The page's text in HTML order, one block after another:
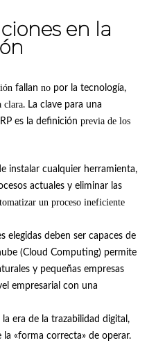
en la
fallan nopor la tecnología,
clara. La clave para una
es la definición previa de los
instalar cualquier herramienta,
actuales y eliminar las
un proceso ineficiente
elegidas deben ser capaces de
(Cloud Computing) permite
y pequeñas empresas
empresarial con una
era de la trazabilidad digital,
«forma correcta» de operar.